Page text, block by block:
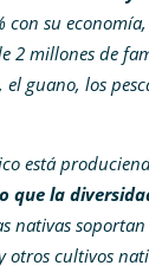
su
2 millones de
el guano, los
está
que la
nativas
otros cultivos